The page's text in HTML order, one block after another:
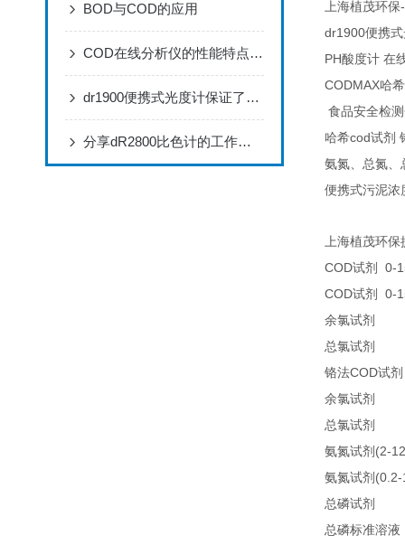
BOD与COD的应用
COD在线分析仪的性能特点，赶快来了解一下吧!
dr1900便携式光度计保证了分析结果的可靠性准确
分享dR2800比色计的工作原理
上海植茂环保-
dr1900便携
PH酸度计 在
CODMAX哈
食品安全检
哈希cod试剂
氨氮、总氮、
便携式污泥浓
上海植茂环保
COD试剂
0-
COD试剂 0-
余氯试剂
总氯试剂
铬法COD试剂
余氯试剂
总氯试剂
氨氮试剂 (2-
氨氮试剂
总磷试剂
总磷标准溶液